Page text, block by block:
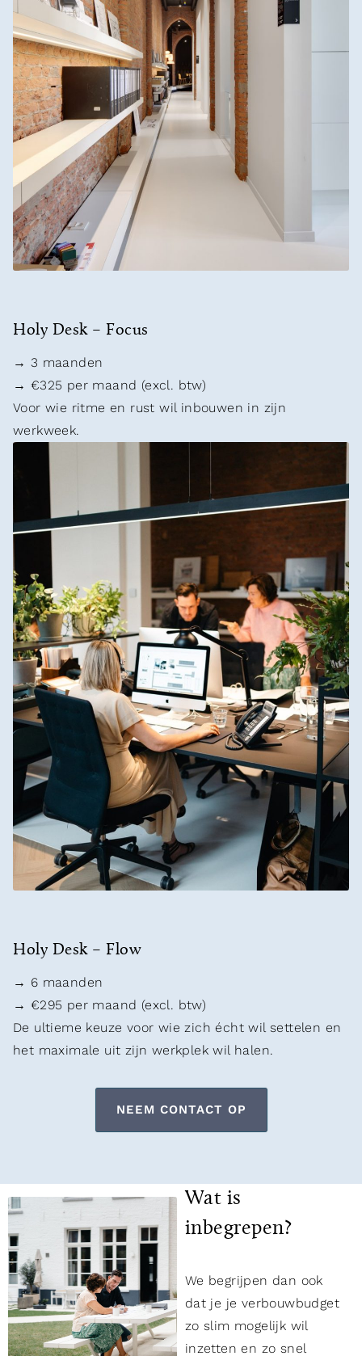
Holy Desk – Focus
→ 3 maanden
→ €325 per maand (excl. btw)
Voor wie ritme en rust wil inbouwen in zijn
werkweek.
Holy Desk – Flow
→ 6 maanden
→ €295 per maand (excl. btw)
De ultieme keuze voor wie zich écht wil settelen en
het maximale uit zijn werkplek wil halen.
NEEM CONTACT OP
Wat is
inbegrepen?
We begrijpen dan ook
dat je je verbouwbudget
zo slim mogelijk wil
inzetten en zo snel